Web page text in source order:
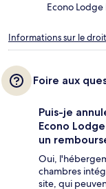
Econo
Informations sur le
Foire aux
Puis-je
Econo
un
Oui,
chambres
site, qui